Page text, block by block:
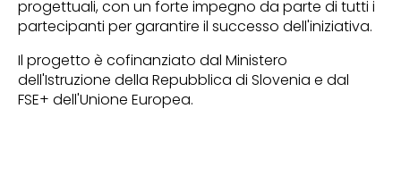
progettuali, con un forte impegno da parte di tutti i
partecipanti per garantire il successo dell'iniziativa.
Il progetto è cofinanziato dal Ministero
dell'Istruzione della Repubblica di Slovenia e dal
FSE+ dell'Unione Europea.